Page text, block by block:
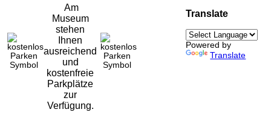
Am
Museum
stehen
Ihnen
ausreichend
und
kostenfreie
Parkplätze
zur
Verfügung.
Translate
Powered by
Translate